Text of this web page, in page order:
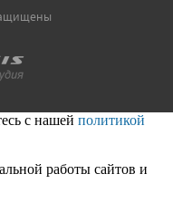
с нашей политикой
работы сайтов и